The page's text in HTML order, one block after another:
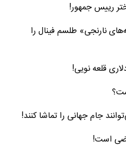
رییس جمهور!
جام جهانی ۲۰۲۶ | «لاله‌های نارنجی» طلسم فینال را
قلعه نویی!
جام جهانی را تماشا کنند!
است!